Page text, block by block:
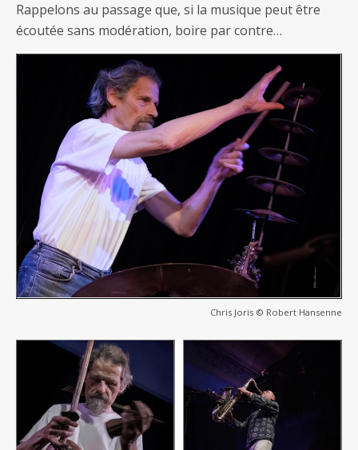
Rappelons au passage que, si la musique peut être
écoutée sans modération, boire par contre…
Chris Joris © Robert Hansenne